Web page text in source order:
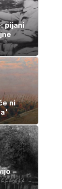
pijani
ni
–